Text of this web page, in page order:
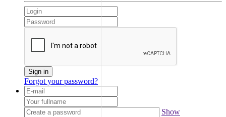
Sign in
Forgot your password?
Show